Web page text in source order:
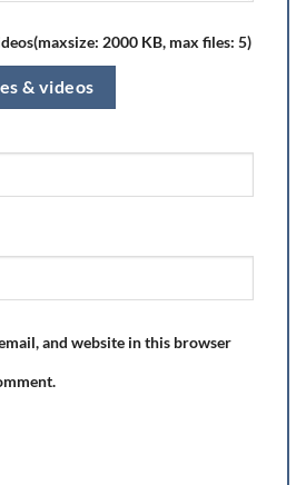
2000 KB, max files: 5)
& videos
and website in this browser